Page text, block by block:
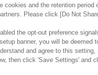
cookies and the retention
Please click [Do Not
the opt-out preference
banner, you will be
and agree to this
then click 'Save Settings' and